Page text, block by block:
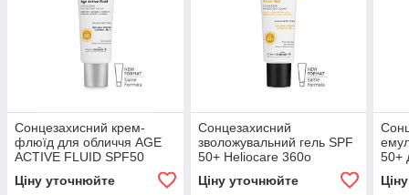
Сонцезахисний крем-
флюїд для обличчя AGE
ACTIVE FLUID SPF50
Heliocare 360º Cantabria
Labs 50 мл
Ціну уточнюйте
Сонцезахисний
зволожувальний гель SPF
50+ Heliocare 360o
Ціну уточнюйте
50+